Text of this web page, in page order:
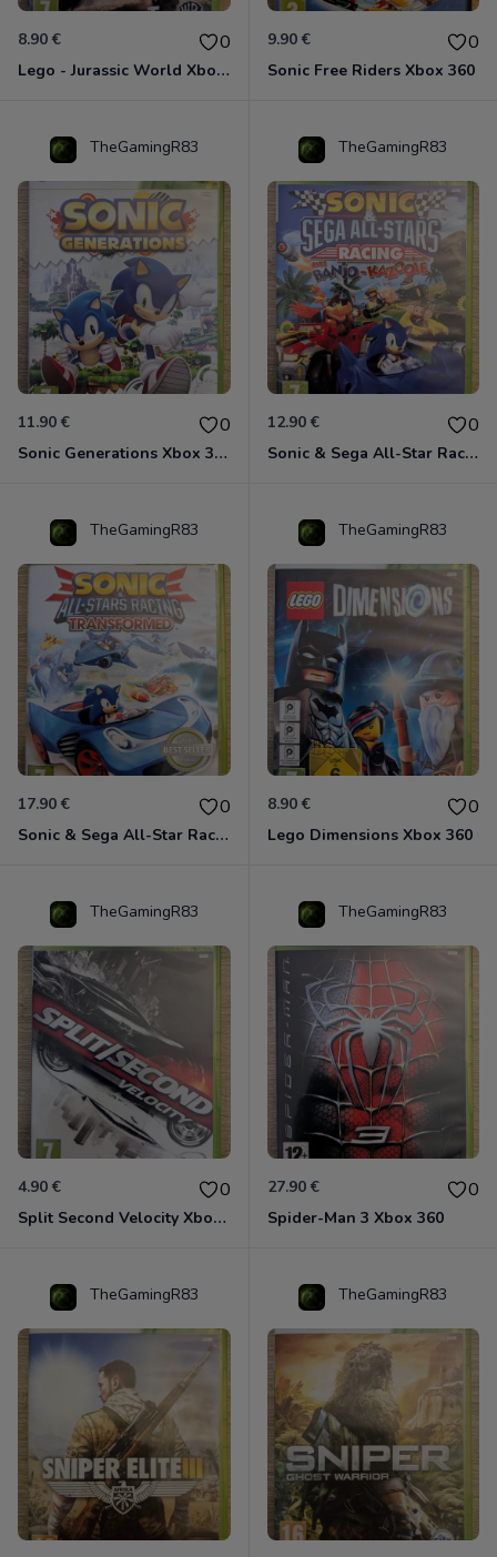
8.90 € 0
Lego - Jurassic World Xbox 360
9.90 € 0
Sonic Free Riders Xbox 360
TheGamingR83
11.90 € 0
Sonic Generations Xbox 360
TheGamingR83
12.90 € 0
Sonic & Sega All-Star Racing avec Banjo-Kazooie Xbox 360
TheGamingR83
17.90 € 0
Sonic & Sega All-Star Racing - Transformed Xbox 360
TheGamingR83
8.90 € 0
Lego Dimensions Xbox 360
TheGamingR83
4.90 € 0
Split Second Velocity Xbox 360
TheGamingR83
27.90 € 0
Spider-Man 3 Xbox 360
TheGamingR83 TheGamingR83